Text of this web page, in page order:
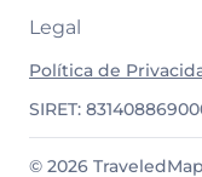
Legal
Política de
SIRET:
© 2026